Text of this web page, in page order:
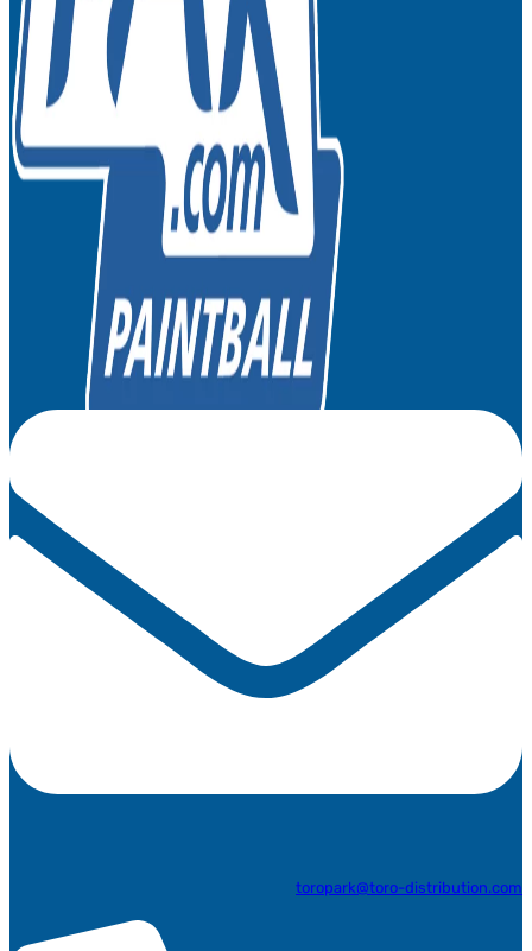
toropark@toro-distribution.com